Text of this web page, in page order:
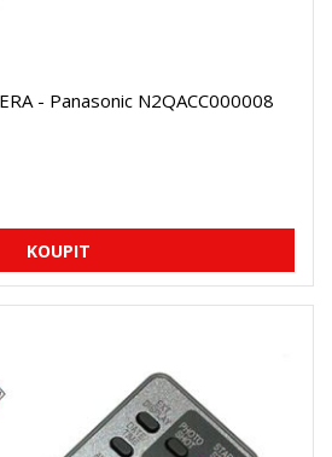
- Panasonic N2QACC000008